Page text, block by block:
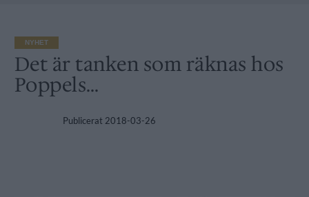
NYHET
Det är tanken som räknas hos
Poppels…
Publicerat 2018-03-26